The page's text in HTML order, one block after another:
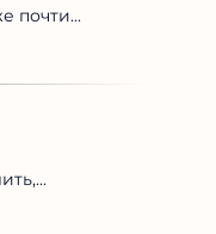
почти...